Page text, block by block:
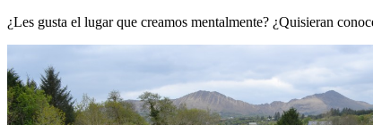
¿Les gusta el lugar que creamos mentalmente? ¿Quisieran